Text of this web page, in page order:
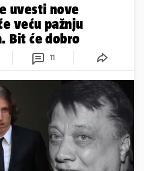
uvesti nove
veću pažnju
Bit će dobro
11